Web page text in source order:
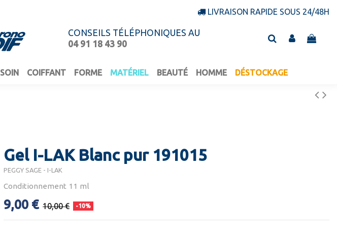
LIVRAISON RAPIDE SOUS 24/48H
CONSEILS TÉLÉPHONIQUES AU
04 91 18 43 90
SOIN COIFFANT FORME MATÉRIEL BEAUTÉ HOMME DÉSTOCKAGE
Gel I-LAK Blanc pur 191015
PEGGY SAGE - I-LAK
Conditionnement 11 ml
9,00 € 10,00 € -10%